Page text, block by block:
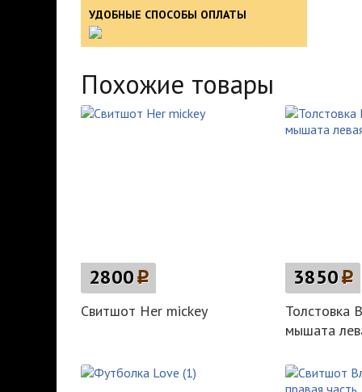
УДОБНЫЕ СПОСОБЫ ОПЛАТЫ
Похожие товары
2800p
Свитшот Her mickey
3850p
Толстовка
мышата